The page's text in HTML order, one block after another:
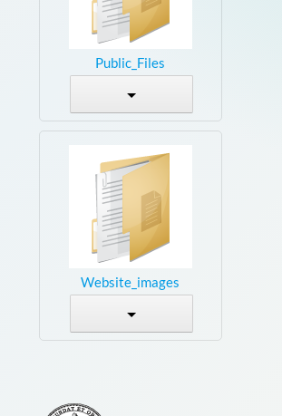
Public_Files
Website_images